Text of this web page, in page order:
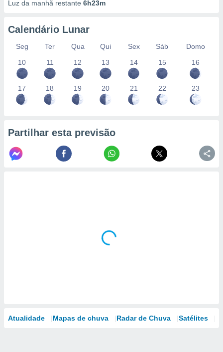
Luz da manhã restante 6h23m
Calendário Lunar
Seg Ter Qua Qui Sex Sáb
Domo
10
11 12 13 14 15 16
17 18 19 20 21 22 23
Partilhar esta previsão
Atualidade Mapas de chuva Radar de Chuva Satélites